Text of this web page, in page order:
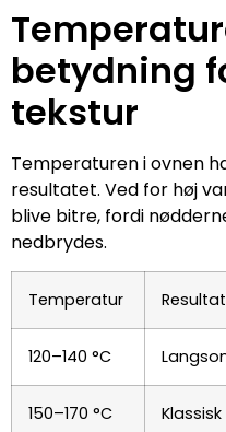
betydning
tekstur
Temperaturen i ovnen
resultatet. Ved for høj
blive bitre, fordi
nedbrydes.
Temperatur Resultat
120–140 °C
150–170 °C